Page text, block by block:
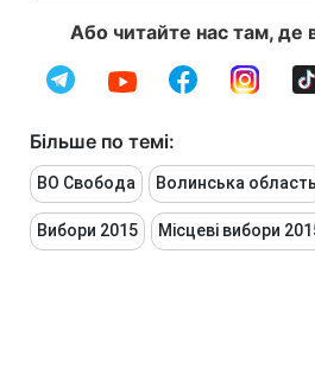
Або читайте нас там, де
Більше по темі:
ВО Свобода Волинська область
Вибори 2015 Місцеві вибори